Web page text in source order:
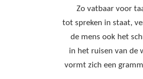
Zo vatbaar voor
tot spreken in staat,
de mens ook het
in het ruisen van de
vormt zich een